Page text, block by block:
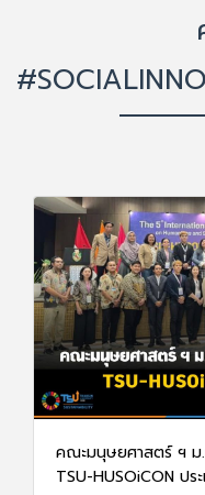
คณะมนุษยศาสตร์ ฯ ม
TSU-HUSOiCON ปร